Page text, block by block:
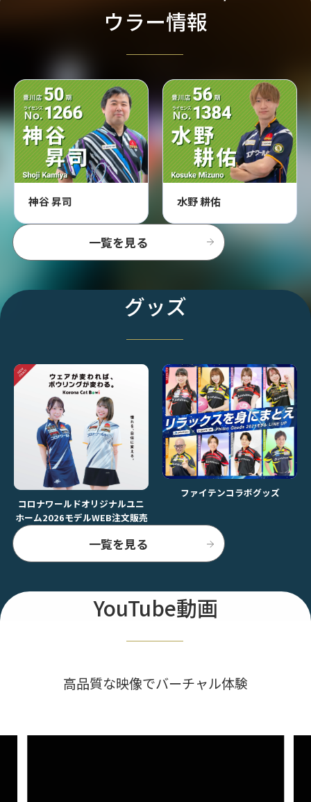
ウラー情報
一覧を見る
神谷 昇司 水野 耕佑
グッズ
一覧を見る
コロナワールドオリジナルユニ
ホーム2026モデルWEB注文販売
ファイテンコラボグッズ
YouTube動画
高品質な映像でバーチャル体験